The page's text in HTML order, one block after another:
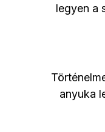
legyen a
anyuka